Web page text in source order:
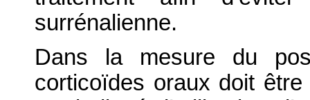
surrénalienne.
Dans la mesure du
corticoïdes oraux doit